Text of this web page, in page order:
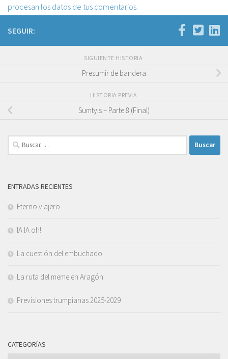
procesan los datos de tus comentarios.
SEGUIR:
SIGUIENTE HISTORIA
Presumir de bandera
HISTORIA PREVIA
Sumtyls – Parte 8 (Final)
Buscar:
ENTRADAS RECIENTES
Eterno viajero
IA IA oh!
La cuestión del embuchado
La ruta del meme en Aragón
Previsiones trumpianas 2025-2029
CATEGORÍAS